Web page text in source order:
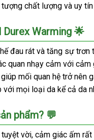
chất lượng và uy
Warming 🌟
đau rát và tăng sự trơn
quan nhạy cảm với
mối quan hệ trở nên
với mọi loại da kể cả da
phẩm? 💬
vời, cảm giác ấm